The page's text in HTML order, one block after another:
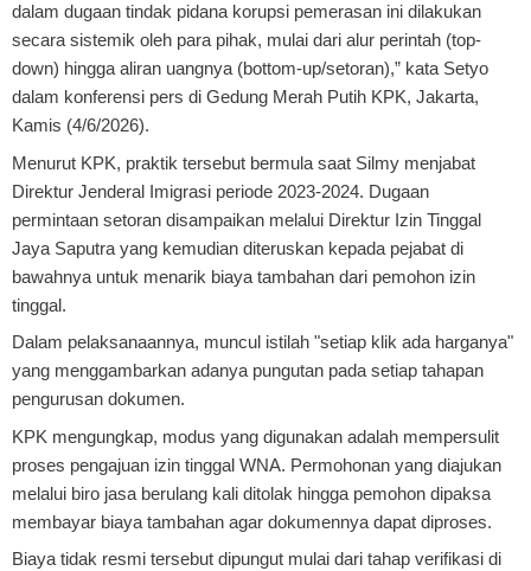
dalam dugaan tindak pidana korupsi pemerasan ini dilakukan
secara sistemik oleh para pihak, mulai dari alur perintah (top-
down) hingga aliran uangnya (bottom-up/setoran),” kata Setyo
dalam konferensi pers di Gedung Merah Putih KPK, Jakarta,
Kamis (4/6/2026).
Menurut KPK, praktik tersebut bermula saat Silmy menjabat
Direktur Jenderal Imigrasi periode 2023-2024. Dugaan
permintaan setoran disampaikan melalui Direktur Izin Tinggal
Jaya Saputra yang kemudian diteruskan kepada pejabat di
bawahnya untuk menarik biaya tambahan dari pemohon izin
tinggal.
Dalam pelaksanaannya, muncul istilah "setiap klik ada harganya"
yang menggambarkan adanya pungutan pada setiap tahapan
pengurusan dokumen.
KPK mengungkap, modus yang digunakan adalah mempersulit
proses pengajuan izin tinggal WNA. Permohonan yang diajukan
melalui biro jasa berulang kali ditolak hingga pemohon dipaksa
membayar biaya tambahan agar dokumennya dapat diproses.
Biaya tidak resmi tersebut dipungut mulai dari tahap verifikasi di